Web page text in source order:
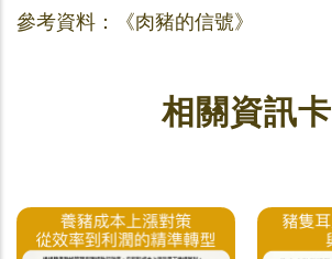
參考資料：《肉豬的信號》
相關資訊卡